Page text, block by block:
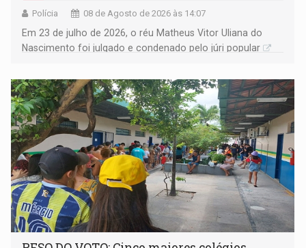
Polícia 08 de Agosto de 2026 às 14:07
Em 23 de julho de 2026, o réu Matheus Vitor Uliana do
Nascimento foi julgado e condenado pelo júri popular